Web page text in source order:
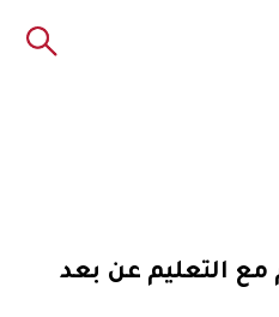
مع التعليم عن بعد